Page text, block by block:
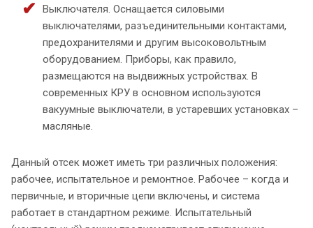
Выключателя. Оснащается силовыми
выключателями, разъединительными контактами,
предохранителями и другим высоковольтным
оборудованием. Приборы, как правило,
размещаются на выдвижных устройствах. В
современных КРУ в основном используются
вакуумные выключатели, в устаревших установках –
масляные.
Данный отсек может иметь три различных положения:
рабочее, испытательное и ремонтное. Рабочее – когда и
первичные, и вторичные цепи включены, и система
работает в стандартном режиме. Испытательный